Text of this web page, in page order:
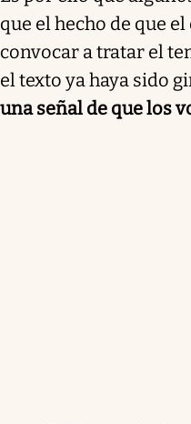
que el hecho de que
convocar a tratar el
el texto ya haya sido
una señal de que los